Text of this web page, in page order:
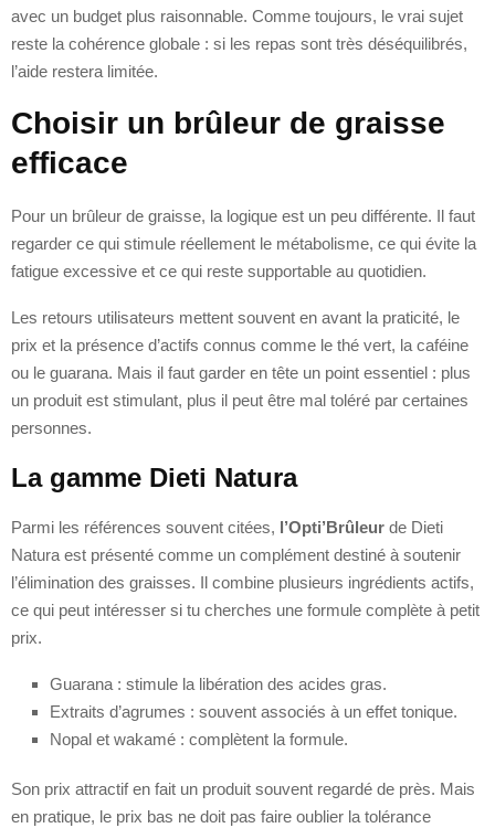
avec un budget plus raisonnable. Comme toujours, le vrai sujet
reste la cohérence globale : si les repas sont très déséquilibrés,
l’aide restera limitée.
Choisir un brûleur de graisse
efficace
Pour un brûleur de graisse, la logique est un peu différente. Il faut
regarder ce qui stimule réellement le métabolisme, ce qui évite la
fatigue excessive et ce qui reste supportable au quotidien.
Les retours utilisateurs mettent souvent en avant la praticité, le
prix et la présence d’actifs connus comme le thé vert, la caféine
ou le guarana. Mais il faut garder en tête un point essentiel : plus
un produit est stimulant, plus il peut être mal toléré par certaines
personnes.
La gamme Dieti Natura
Parmi les références souvent citées, l’Opti’Brûleur de Dieti
Natura est présenté comme un complément destiné à soutenir
l’élimination des graisses. Il combine plusieurs ingrédients actifs,
ce qui peut intéresser si tu cherches une formule complète à petit
prix.
Guarana : stimule la libération des acides gras.
Extraits d’agrumes : souvent associés à un effet tonique.
Nopal et wakamé : complètent la formule.
Son prix attractif en fait un produit souvent regardé de près. Mais
en pratique, le prix bas ne doit pas faire oublier la tolérance